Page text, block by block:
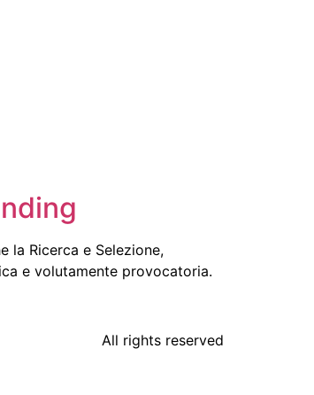
la Ricerca e Selezione,
e volutamente provocatoria.
All rights reserved